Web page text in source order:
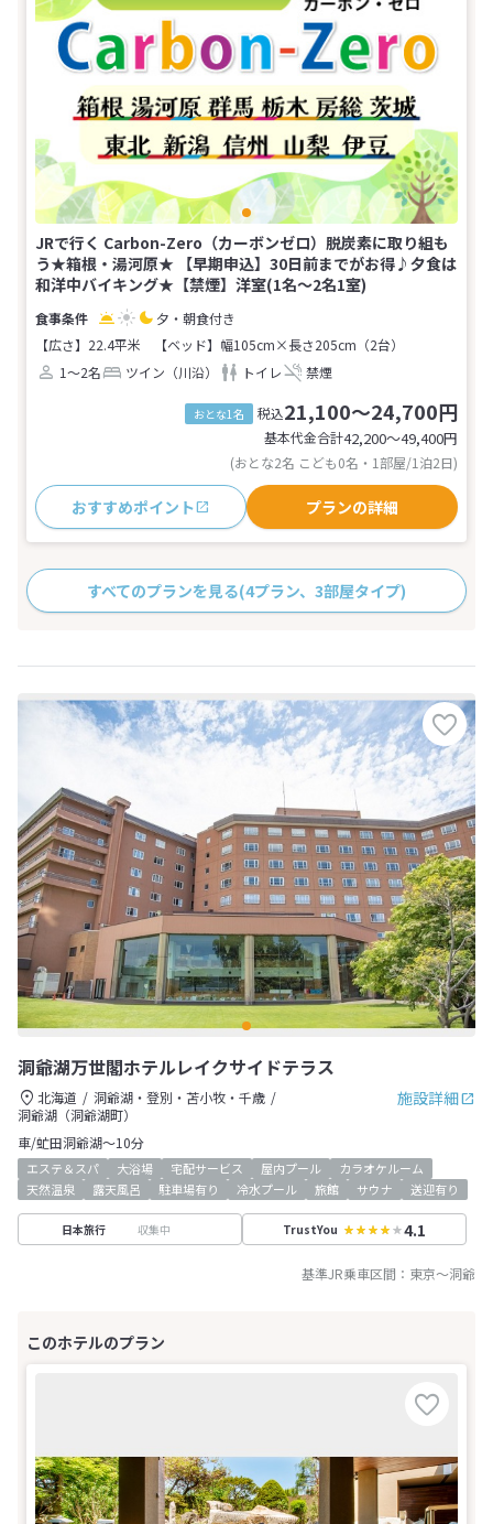
JRで行く Carbon-Zero（カーボンゼロ）脱炭素に取り組も
う★箱根・湯河原★ 【早期申込】30日前までがお得♪夕食は
和洋中バイキング★【禁煙】洋室(1名～2名1室)
夕・朝食付き
【広さ】22.4平米
【ベッド】幅105cm×長さ205cm（2台）
1～2名
ツイン（川沿） トイレ 禁煙
おとな1名 税込21,100～24,700円
基本代金合計42,200〜49,400円
(おとな2名 こども0名・1部屋/1泊2日)
おすすめポイント プランの詳細
すべてのプランを見る(4プラン、3部屋タイプ)
洞爺湖万世閣ホテルレイクサイドテラス
施設詳細
北海道
洞爺湖・登別・苫小牧・千歳
洞爺湖（洞爺湖町）
車/虻田洞爺湖～10分
エステ＆スパ 大浴場 宅配サービス 屋内プール
カラオケルーム
天然温泉
露天風呂 駐車場有り 冷水プール 旅館 サウナ 送迎有り
日本旅行 収集中 TrustYou 4.1
基準JR乗車区間： 東京～洞爺